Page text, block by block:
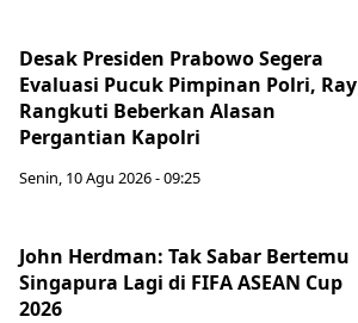
Desak Presiden Prabowo Segera
Evaluasi Pucuk Pimpinan Polri, Ray
Rangkuti Beberkan Alasan
Pergantian Kapolri
Senin, 10 Agu 2026 - 09:25
John Herdman: Tak Sabar Bertemu
Singapura Lagi di FIFA ASEAN Cup
2026